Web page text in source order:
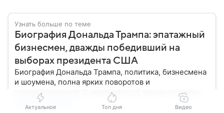
Узнать больше по теме
Биография Дональда Трампа: эпатажный
бизнесмен, дважды победивший на
выборах президента США
Биография Дональда Трампа, политика, бизнесмена
и шоумена, полна ярких поворотов и
перевоплощений. В материале об одном из самых
эпатажных деятелей современности мы разберем
Читать дальше
Актуальное Топ дня Видео